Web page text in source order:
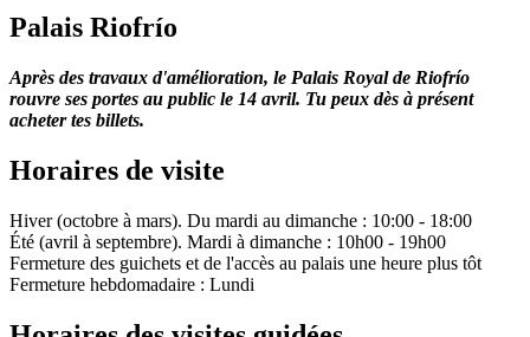
Palais Riofrío
Après des travaux d'amélioration, le Palais Royal de Riofrío
rouvre ses portes au public le 14 avril. Tu peux dès à présent
acheter tes billets.
Horaires de visite
Hiver (octobre à mars). Du mardi au dimanche : 10:00 - 18:00
Été (avril à septembre). Mardi à dimanche : 10h00 - 19h00
Fermeture des guichets et de l'accès au palais une heure plus tôt
Fermeture hebdomadaire : Lundi